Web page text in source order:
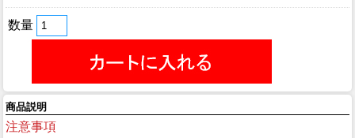
数量
商品説明
注意事項